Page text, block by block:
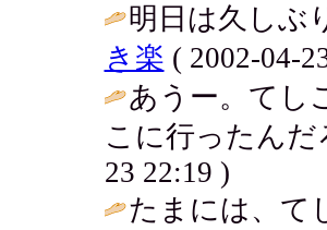
明日は久しぶ
き楽 ( 2002-04-
あうー。てし
こに行ったん
23 22:19 )
たまには、て